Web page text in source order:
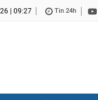
| 09:27 Tin 24h